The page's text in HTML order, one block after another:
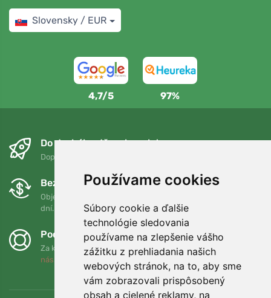
Používame cookies
Súbory cookie a ďalšie
technológie sledovania
používame na zlepšenie vášho
zážitku z prehliadania našich
webových stránok, na to, aby sme
vám zobrazovali prispôsobený
obsah a cielené reklamy, na
Slovensky / EUR
4,7/5 97%
Do druhého dňa a bezplatne
Doprava zadarmo pri objednávkach nad 75 EUR
Bezplatná výmena a vrátenie tovaru
Objednávku môžete kedykoľvek vrátiť alebo vymeniť do 90
dní.
Podporujeme Trees.org
Za každú objednávku zasadíme strom! Prečítajte si viac
nás